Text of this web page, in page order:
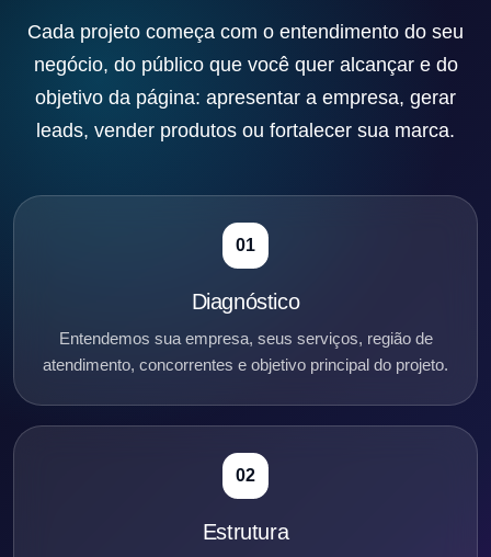
Cada projeto começa com o entendimento do seu
negócio, do público que você quer alcançar e do
objetivo da página: apresentar a empresa, gerar
leads, vender produtos ou fortalecer sua marca.
01
Diagnóstico
Entendemos sua empresa, seus serviços, região de
atendimento, concorrentes e objetivo principal do projeto.
02
Estrutura